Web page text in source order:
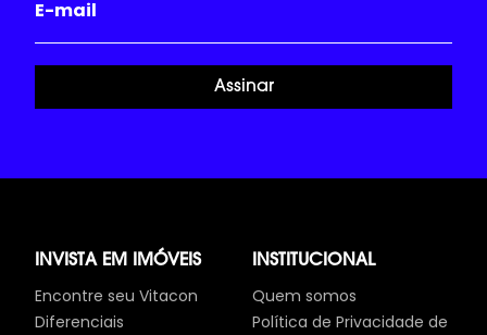
Assinar
INVISTA EM IMÓVEIS
Encontre seu Vitacon
Diferenciais
INSTITUCIONAL
Quem somos
Política de Privacidade de